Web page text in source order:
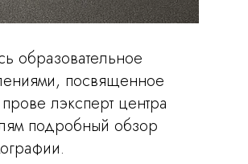
образовательное
посвященное
лэксперт центра
подробный обзор